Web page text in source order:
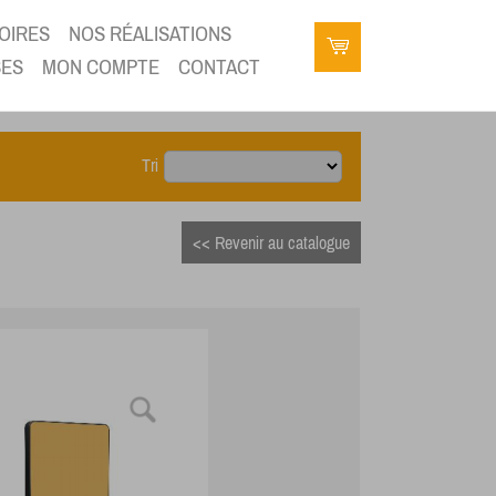
NOS RÉALISATIONS
MON COMPTE CONTACT
Tri
<< Revenir au catalogue